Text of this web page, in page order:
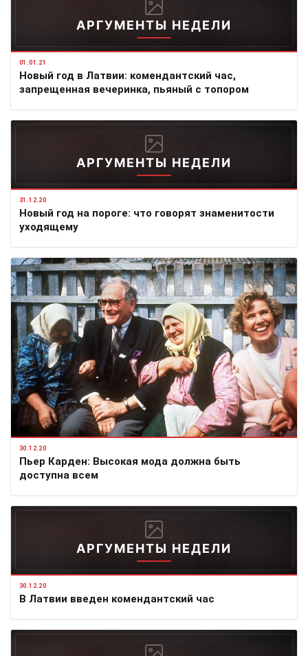
АРГУМЕНТЫ НЕДЕЛИ
01.01.21
Новый год в Латвии: комендантский час,
запрещенная вечеринка, пьяный с топором
АРГУМЕНТЫ НЕДЕЛИ
31.12.20
Новый год на пороге: что говорят знаменитости
уходящему
30.12.20
Пьер Карден: Высокая мода должна быть
доступна всем
АРГУМЕНТЫ НЕДЕЛИ
30.12.20
В Латвии введен комендантский час